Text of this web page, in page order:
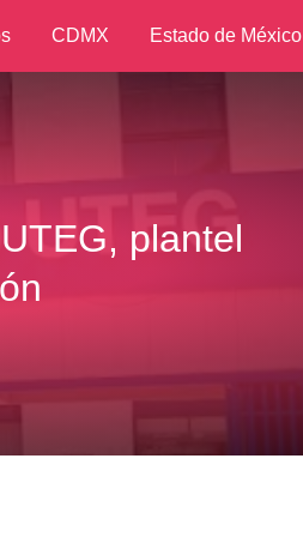
CDMX Estado de México
plantel